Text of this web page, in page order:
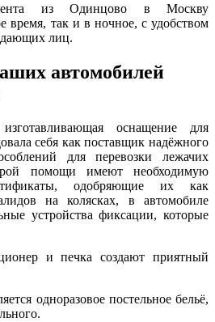
из Одинцово в Москву
время, так и в ночное, с удобством
лиц.
автомобилей
оснащение для
себя как поставщик надёжного
для перевозки лежачих
помощи имеют необходимую
одобряющие их как
на колясках, в автомобиле
устройства фиксации, которые
и печка создают приятный
одноразовое постельное бельё,